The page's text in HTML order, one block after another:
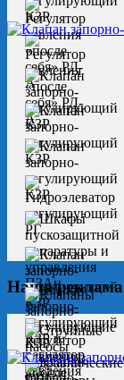
Наша реклама